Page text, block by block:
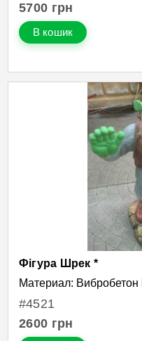
5700 грн
В кошик
Фігура Шрек *
Материал: Вибробетон
#4521
2600 грн